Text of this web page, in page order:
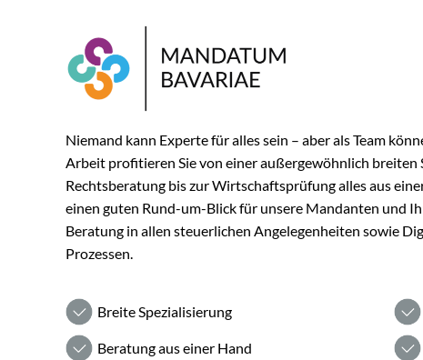
Niemand kann Experte für alles sein – aber als Team
Arbeit profitieren Sie von einer außergewöhnlich breiten
Rechtsberatung bis zur Wirtschaftsprüfung alles aus
einen guten Rund-um-Blick für unsere Mandanten und
Beratung in allen steuerlichen Angelegenheiten sowie
Prozessen.
Breite Spezialisierung
Beratung aus einer Hand